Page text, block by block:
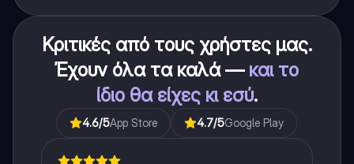
Κριτικές από τους χρήστες μας.
Έχουν όλα τα καλά — και το
ίδιο θα είχες κι εσύ.
4.6/5App Store 4.7/5Google Play